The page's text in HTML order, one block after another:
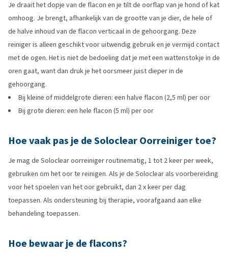
Je draait het dopje van de flacon en je tilt de oorflap van je hond of kat
omhoog. Je brengt, afhankelijk van de grootte van je dier, de hele of
de halve inhoud van de flacon verticaal in de gehoorgang. Deze
reiniger is alleen geschikt voor uitwendig gebruik en je vermijd contact
met de ogen. Het is niet de bedoeling dat je met een wattenstokje in de
oren gaat, want dan druk je het oorsmeer juist dieper in de
gehoorgang.
Bij kleine of middelgrote dieren: een halve flacon (2,5 ml) per oor
Bij grote dieren: een hele flacon (5 ml) per oor
Hoe vaak pas je de Soloclear Oorreiniger toe?
Je mag de Soloclear oorreiniger routinematig, 1 tot 2 keer per week,
gebruiken om het oor te reinigen. Als je de Soloclear als voorbereiding
voor het spoelen van het oor gebruikt, dan 2 x keer per dag
toepassen. Als ondersteuning bij therapie, voorafgaand aan elke
behandeling toepassen.
Hoe bewaar je de flacons?